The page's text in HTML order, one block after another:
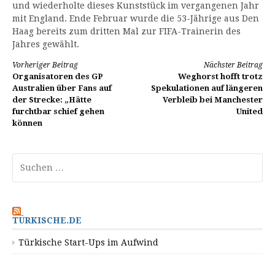
und wiederholte dieses Kunststück im vergangenen Jahr
mit England. Ende Februar wurde die 53-Jährige aus Den
Haag bereits zum dritten Mal zur FIFA-Trainerin des
Jahres gewählt.
Weiterlesen
Vorheriger Beitrag
Organisatoren des GP
Australien über Fans auf
der Strecke: „Hätte
furchtbar schief gehen
können
Nächster Beitrag
Weghorst hofft trotz
Spekulationen auf längeren
Verbleib bei Manchester
United
nach:
TÜRKISCHE.DE
Türkische Start-Ups im Aufwind